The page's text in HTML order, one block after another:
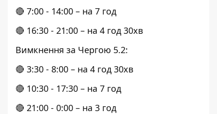
🔴 7:00 - 14:00 – на 7 год
🔴 16:30 - 21:00 – на 4 год 30хв
Вимкнення за Чергою 5.2:
🔴 3:30 - 8:00 – на 4 год 30хв
🔴 10:30 - 17:30 – на 7 год
🔴 21:00 - 0:00 – на 3 год